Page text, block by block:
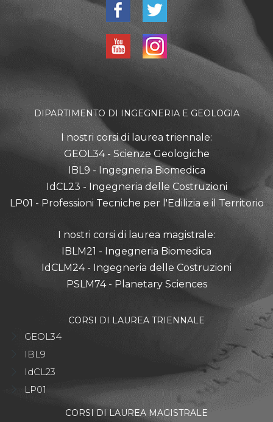
DIPARTIMENTO DI INGEGNERIA E GEOLOGIA
I nostri corsi di laurea triennale:
GEOL34 - Scienze Geologiche
IBL9 - Ingegneria Biomedica
IdCL23 - Ingegneria delle Costruzioni
LP01 - Professioni Tecniche per l'Edilizia e il Territorio
I nostri corsi di laurea magistrale:
IBLM21 - Ingegneria Biomedica
IdCLM24 - Ingegneria delle Costruzioni
PSLM74 - Planetary Sciences
CORSI DI LAUREA TRIENNALE
GEOL34
IBL9
IdCL23
LP01
CORSI DI LAUREA MAGISTRALE